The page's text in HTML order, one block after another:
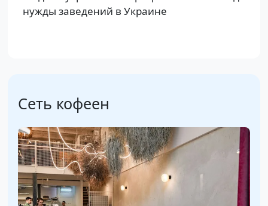
нужды заведений в Украине
Сеть кофеен